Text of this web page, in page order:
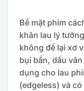
Bề mặt phim
khăn lau lý
không để lại xơ
bụi bẩn, dấu
dụng cho lau
(edgeless) và